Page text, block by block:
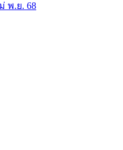
พ.ย. 68